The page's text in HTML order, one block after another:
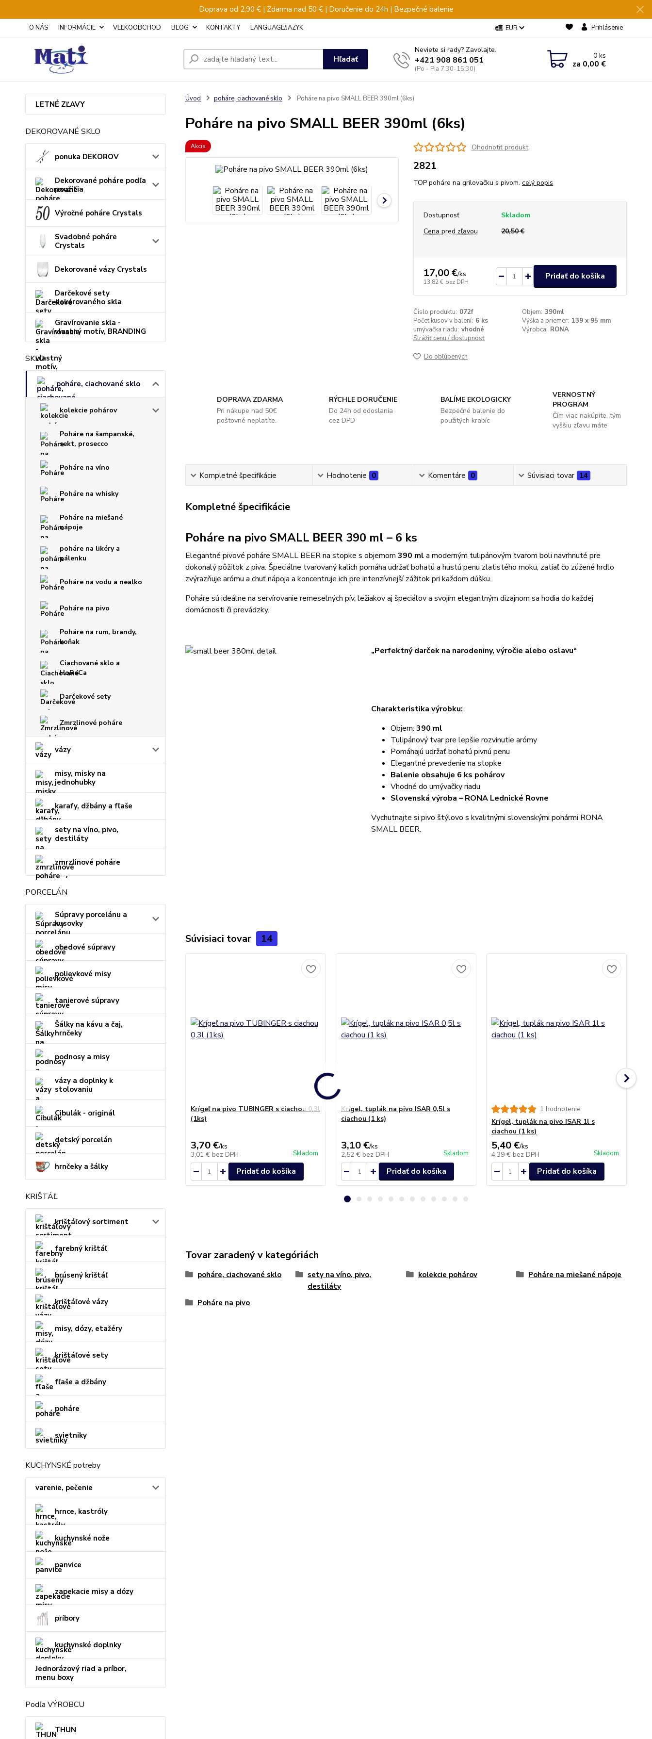
Doprava od 2,90 € | Zdarma nad 50 € | Doručenie do 24h | Bezpečné balenie
O NÁS INFORMÁCIE VEĽKOOBCHOD BLOG KONTAKTY LANGUAGE/JAZYK EUR Prihlásenie
Hľadať
Neviete si rady? Zavolajte.
+421 908 861 051
(Po - Pia 7:30-15:30)
0ks
za 0,00 €
LETNÉ ZĽAVY
DEKOROVANÉ SKLO
ponuka DEKOROV
Dekorované poháre podľa
použitia
Výročné poháre Crystals
Svadobné poháre
Crystals
Dekorované vázy Crystals
Darčekové sety
dekorovaného skla
Gravírovanie skla -
vlastný motív, BRANDING
SKLO
poháre, ciachované sklo
kolekcie pohárov
Poháre na šampanské,
sekt, prosecco
Poháre na víno
Poháre na whisky
Poháre na miešané
nápoje
poháre na likéry a
pálenku
Poháre na vodu a nealko
Poháre na pivo
Poháre na rum, brandy,
koňak
Ciachované sklo a
HoReCa
Darčekové sety
Zmrzlinové poháre
vázy
misy, misky na
jednohubky
karafy, džbány a fľaše
sety na víno, pivo,
destiláty
zmrzlinové poháre
PORCELÁN
Súpravy porcelánu a
kusovky
obedové súpravy
polievkové misy
tanierové súpravy
Šálky na kávu a čaj,
hrnčeky
podnosy a misy
vázy a doplnky k
stolovaniu
Cibulák - originál
detský porcelán
hrnčeky a šálky
KRIŠTÁĽ
krištáľový sortiment
farebný krištáľ
brúsený krištáľ
krištáľové vázy
misy, dózy, etažéry
krištáľové sety
fľaše a džbány
poháre
svietniky
KUCHYNSKÉ potreby
varenie, pečenie
hrnce, kastróly
kuchynské nože
panvice
zapekacie misy a dózy
príbory
kuchynské doplnky
Jednorázový riad a príbor,
menu boxy
Podľa VÝROBCU
THUN
Úvod poháre, ciachované sklo Poháre na pivo SMALL BEER 390ml (6ks)
Poháre na pivo SMALL BEER 390ml (6ks)
Akcia Ohodnotiť produkt
2821
TOP poháre na grilovačku s pivom. celý popis
Dostupnosť
Skladom
Cena pred zľavou
20,50 €
17,00 €/ks
13,82 € bez DPH
Pridať do košíka
Číslo produktu: 072f Objem: 390ml
Počet kusov v balení: 6 ks Výška a priemer: 139 x 95 mm
umývačka riadu: vhodné Výrobca: RONA
Strážiť cenu / dostupnosť
Do obľúbených
DOPRAVA ZDARMA
Pri nákupe nad 50€
poštovné neplatíte.
RÝCHLE DORUČENIE
Do 24h od odoslania
cez DPD
BALÍME EKOLOGICKY
Bezpečné balenie do
použitých krabíc
VERNOSTNÝ
PROGRAM
Čím viac nakúpite, tým
vyššiu zľavu máte
Kompletné špecifikácie Hodnotenie 0 Komentáre 0 Súvisiaci tovar 14
Kompletné špecifikácie
Poháre na pivo SMALL BEER 390 ml – 6 ks
Elegantné pivové poháre SMALL BEER na stopke s objemom 390 ml a moderným tulipánovým tvarom boli navrhnuté pre
dokonalý pôžitok z piva. Špeciálne tvarovaný kalich pomáha udržať bohatú a hustú penu zlatistého moku, zatiaľ čo zúžené hrdlo
zvýrazňuje arómu a chuť nápoja a koncentruje ich pre intenzívnejší zážitok pri každom dúšku.
Poháre sú ideálne na servírovanie remeselných pív, ležiakov aj špeciálov a svojím elegantným dizajnom sa hodia do každej
domácnosti či prevádzky.
„Perfektný darček na narodeniny, výročie alebo oslavu“
Charakteristika výrobku:
Objem:390 ml
Tulipánový tvar pre lepšie rozvinutie arómy
Pomáhajú udržať bohatú pivnú penu
Elegantné prevedenie na stopke
Balenie obsahuje 6 ks pohárov
Vhodné do umývačky riadu
Slovenská výroba – RONA Lednické Rovne
Vychutnajte si pivo štýlovo s kvalitnými slovenskými pohármi RONA
SMALL BEER.
Súvisiaci tovar 14
Krígeľ na pivo TUBINGER s ciachou 0,3l
(1ks)
3,70 €/ks
3,01 € bez DPH Skladom
Pridať do košíka
Krígel, tuplák na pivo ISAR 0,5l s
ciachou (1 ks)
3,10 €/ks
2,52 € bez DPH Skladom
Pridať do košíka
1 hodnotenie
Krígel, tuplák na pivo ISAR 1l s
ciachou (1 ks)
5,40 €/ks
4,39 € bez DPH Skladom
Pridať do košíka
Tovar zaradený v kategóriách
poháre, ciachované sklo
sety na víno, pivo,
destiláty
kolekcie pohárov Poháre na miešané nápoje
Poháre na pivo